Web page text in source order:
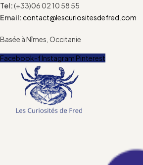
Tel:(+33)06 02 10 58 55
Email:contact@lescuriositesdefred.com
Basée à Nîmes, Occitanie
Facebook-fInstagram Pinterest